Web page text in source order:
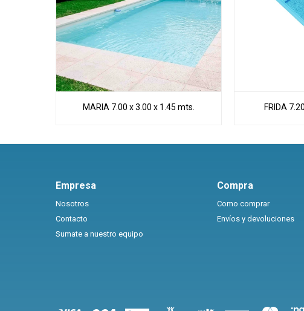
MARIA 7.00 x 3.00 x 1.45 mts. FRIDA
Empresa
Nosotros
Contacto
Sumate a nuestro equipo
Compra
Como comprar
Envíos y devoluciones